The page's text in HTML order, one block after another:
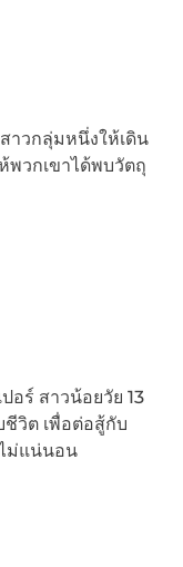
าวกลุ่มหนึ่งให้เดิน
พวกเขาได้พบวัตถุ
อร์ สาวน้อยวัย 13
ชีวิต เพื่อต่อสู้กับ
ม่แน่นอน